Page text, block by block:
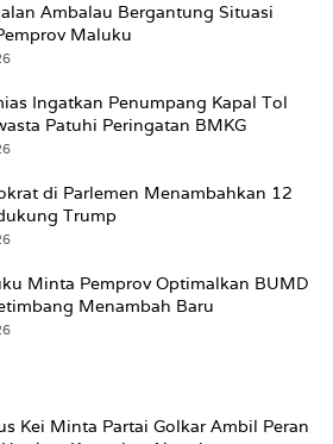
Ambalau Bergantung Situasi
Maluku
Ingatkan Penumpang Kapal Tol
Patuhi Peringatan BMKG
di Parlemen Menambahkan 12
Trump
Minta Pemprov Optimalkan BUMD
Menambah Baru
Kei Minta Partai Golkar Ambil Peran